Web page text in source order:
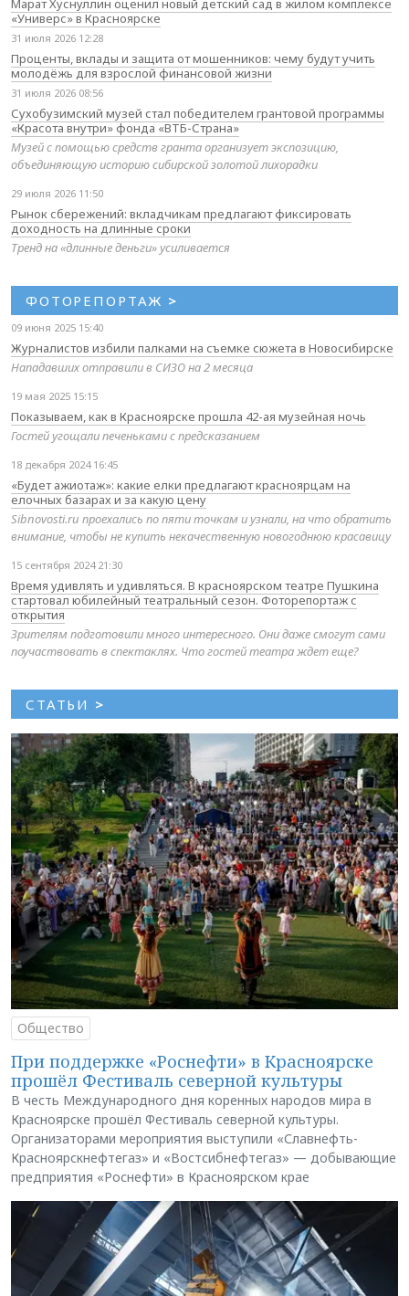
Марат Хуснуллин оценил новый детский сад в жилом комплексе
«Универс» в Красноярске
31 июля 2026 12:28
Проценты, вклады и защита от мошенников: чему будут учить
молодёжь для взрослой финансовой жизни
31 июля 2026 08:56
Сухобузимский музей стал победителем грантовой программы
«Красота внутри» фонда «ВТБ-Страна»
Музей с помощью средств гранта организует экспозицию,
объединяющую историю сибирской золотой лихорадки
29 июля 2026 11:50
Рынок сбережений: вкладчикам предлагают фиксировать
доходность на длинные сроки
Тренд на «длинные деньги» усиливается
ФОТОРЕПОРТАЖ >
09 июня 2025 15:40
Журналистов избили палками на съемке сюжета в Новосибирске
Нападавших отправили в СИЗО на 2 месяца
19 мая 2025 15:15
Показываем, как в Красноярске прошла 42-ая музейная ночь
Гостей угощали печеньками с предсказанием
18 декабря 2024 16:45
«Будет ажиотаж»: какие елки предлагают красноярцам на
елочных базарах и за какую цену
Sibnovosti.ru проехались по пяти точкам и узнали, на что обратить
внимание, чтобы не купить некачественную новогоднюю красавицу
15 сентября 2024 21:30
Время удивлять и удивляться. В красноярском театре Пушкина
стартовал юбилейный театральный сезон. Фоторепортаж с
открытия
Зрителям подготовили много интересного. Они даже смогут сами
поучаствовать в спектаклях. Что гостей театра ждет еще?
СТАТЬИ >
Общество
При поддержке «Роснефти» в Красноярске
прошёл Фестиваль северной культуры
В честь Международного дня коренных народов мира в
Красноярске прошёл Фестиваль северной культуры.
Организаторами мероприятия выступили «Славнефть-
Красноярскнефтегаз» и «Востсибнефтегаз» — добывающие
предприятия «Роснефти» в Красноярском крае